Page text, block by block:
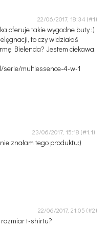
22/06/2017, 18:34
oferuje takie wygodne buty :)
to czy widziałaś
Bielenda? Jestem ciekawa,
multiessence-4-w-1
23/06/2017, 15:18
znałam tego produktu:)
22/06/2017, 21:05
t-shirtu?